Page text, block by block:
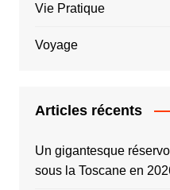
Vie Pratique
Voyage
Articles récents
Un gigantesque
sous la Toscane en